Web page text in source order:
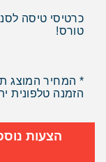
כרטיסי טיסה
טורס!
* המחיר המוצג
הזמנה טלפונית
הצעות